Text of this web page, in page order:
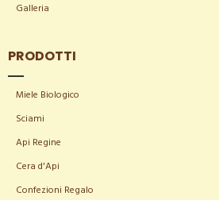
Galleria
PRODOTTI
Miele Biologico
Sciami
Api Regine
Cera d'Api
Confezioni Regalo